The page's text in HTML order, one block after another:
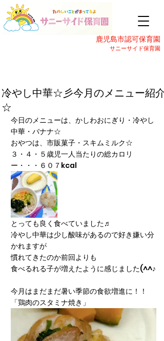
鹿児島市認可保育園
サニーサイド保育園
冷やし中華☆彡今月のメニュー紹介
☆
今日のメニューは、かしわおにぎり・冷やし
中華・バナナ☆
おやつは、市販菓子・スキムミルク☆
３・４・５歳児一人当たりの総カロリ
ー・・・６０７kcal
とっても良く食べていました♬
冷やし中華は少し酸味があるので好き嫌い分
かれますが
慣れてきたのか前回よりも
食べるれる子が増えたように感じました(^^♪
今月はまだまだ暑い季節の食欲増進に！！
「鶏肉のスタミナ焼き」